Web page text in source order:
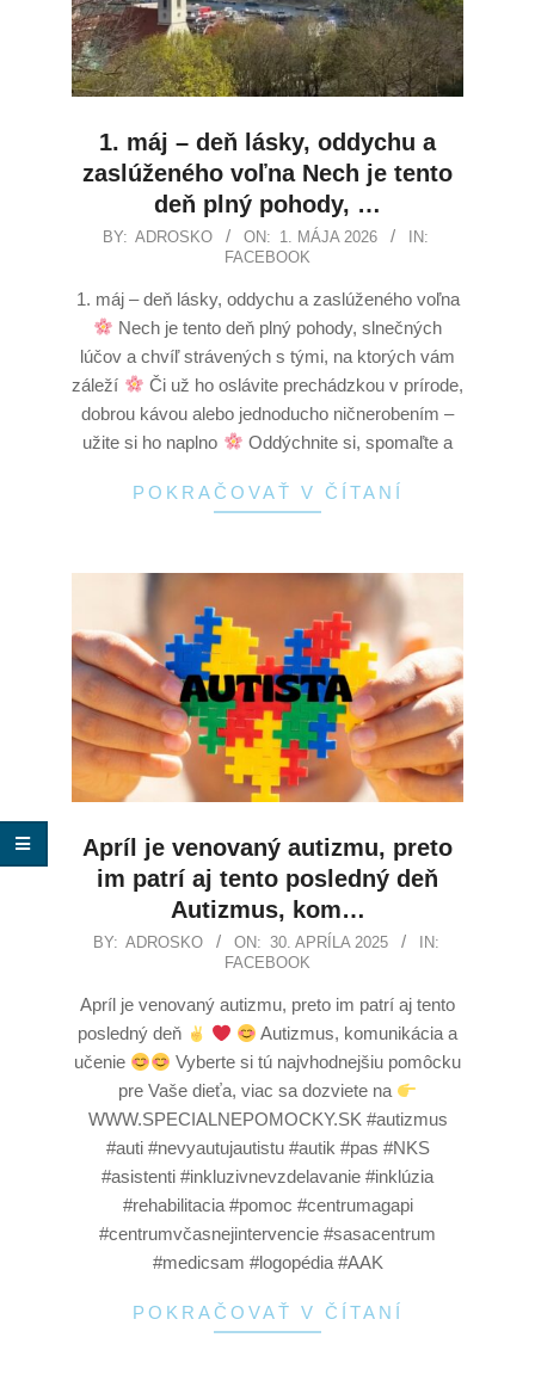
1. máj – deň lásky, oddychu a
zaslúženého voľna Nech je tento
deň plný pohody, …
BY: ADROSKO ON: 1. MÁJA 2026
IN:
FACEBOOK
1. máj – deň lásky, oddychu a zaslúženého voľna
Nech je tento deň plný pohody, slnečných
lúčov a chvíľ strávených s tými, na ktorých vám
záleží
Či už ho oslávite prechádzkou v prírode,
dobrou kávou alebo jednoducho ničnerobením –
užite si ho naplno
Oddýchnite si, spomaľte a
POKRAČOVAŤ V ČÍTANÍ
Apríl je venovaný autizmu, preto
im patrí aj tento posledný deň
Autizmus, kom…
BY: ADROSKO ON: 30. APRÍLA 2025
IN:
FACEBOOK
Apríl je venovaný autizmu, preto im patrí aj tento
posledný deň
Autizmus, komunikácia a
učenie
Vyberte si tú najvhodnejšiu pomôcku
pre Vaše dieťa, viac sa dozviete na
WWW.SPECIALNEPOMOCKY.SK #autizmus
#auti #nevyautujautistu #autik #pas #NKS
#asistenti #inkluzivnevzdelavanie #inklúzia
#rehabilitacia #pomoc #centrumagapi
#centrumvčasnejintervencie #sasacentrum
#medicsam #logopédia #AAK
POKRAČOVAŤ V ČÍTANÍ